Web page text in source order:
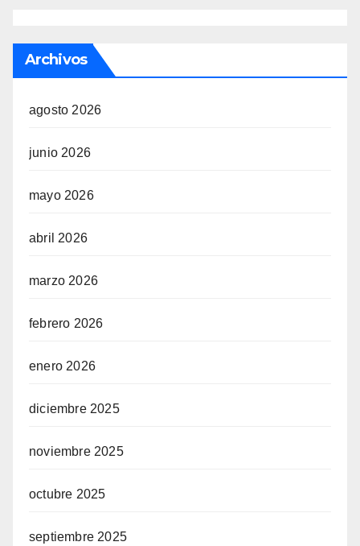
Archivos
agosto 2026
junio 2026
mayo 2026
abril 2026
marzo 2026
febrero 2026
enero 2026
diciembre 2025
noviembre 2025
octubre 2025
septiembre 2025